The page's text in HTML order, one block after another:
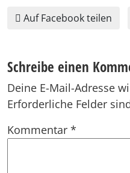
Auf Facebook teilen
Schreibe einen
Deine E-Mail-Adresse
Erforderliche Felder
Kommentar *